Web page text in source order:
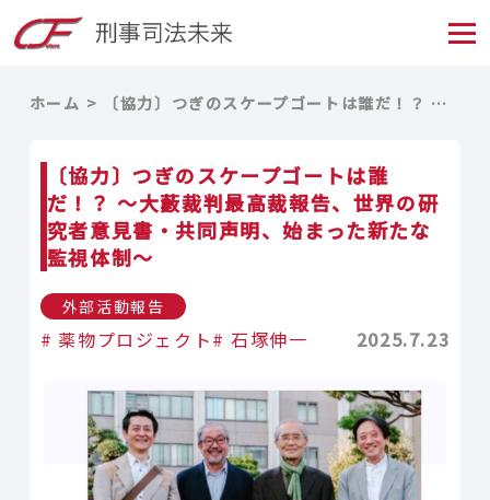
ホーム 〔協力〕つぎのスケープゴートは誰だ！？ 〜大藪裁判最高裁報告、世界の研究者意見書・共同声明、始まった新たな監視体制～
〔協力〕つぎのスケープゴートは誰
だ！？ 〜大藪裁判最高裁報告、世界の研
究者意見書・共同声明、始まった新たな
監視体制～
外部活動報告
薬物プロジェクト 石塚伸一 2025.7.23